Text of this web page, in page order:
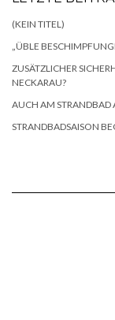
(KEIN TITEL)
„ÜBLE
ZUSÄTZLICHER
NECKARAU?
AUCH AM
STRANDBADSAISON